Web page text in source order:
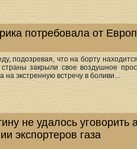
потребовала от
подозревая, что на борту
страны закрыли свое воздушное
на экстренную встречу в боливи...
не удалось уговорить
экспортеров газа